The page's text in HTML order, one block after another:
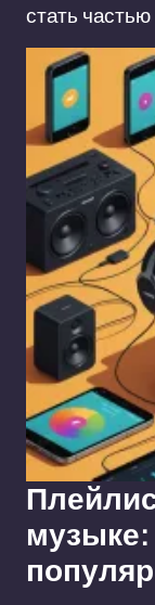
стать